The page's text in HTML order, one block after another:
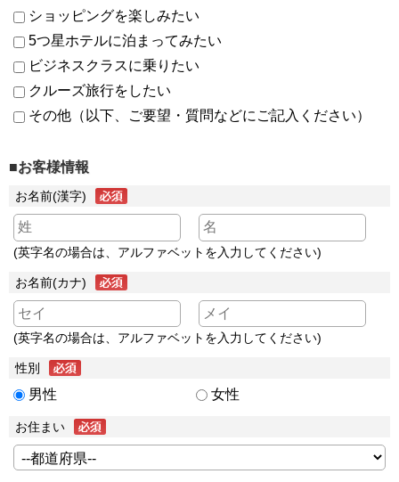
ショッピングを楽しみたい
5つ星ホテルに泊まってみたい
ビジネスクラスに乗りたい
クルーズ旅行をしたい
その他（以下、ご要望・質問などにご記入ください）
■お客様情報
お名前(漢字)
(英字名の場合は、アルファベットを入力してください)
お名前(カナ)
(英字名の場合は、アルファベットを入力してください)
性別
男性 女性
お住まい